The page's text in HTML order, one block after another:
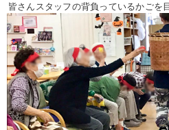
皆さんスタッフの背負っているかごを